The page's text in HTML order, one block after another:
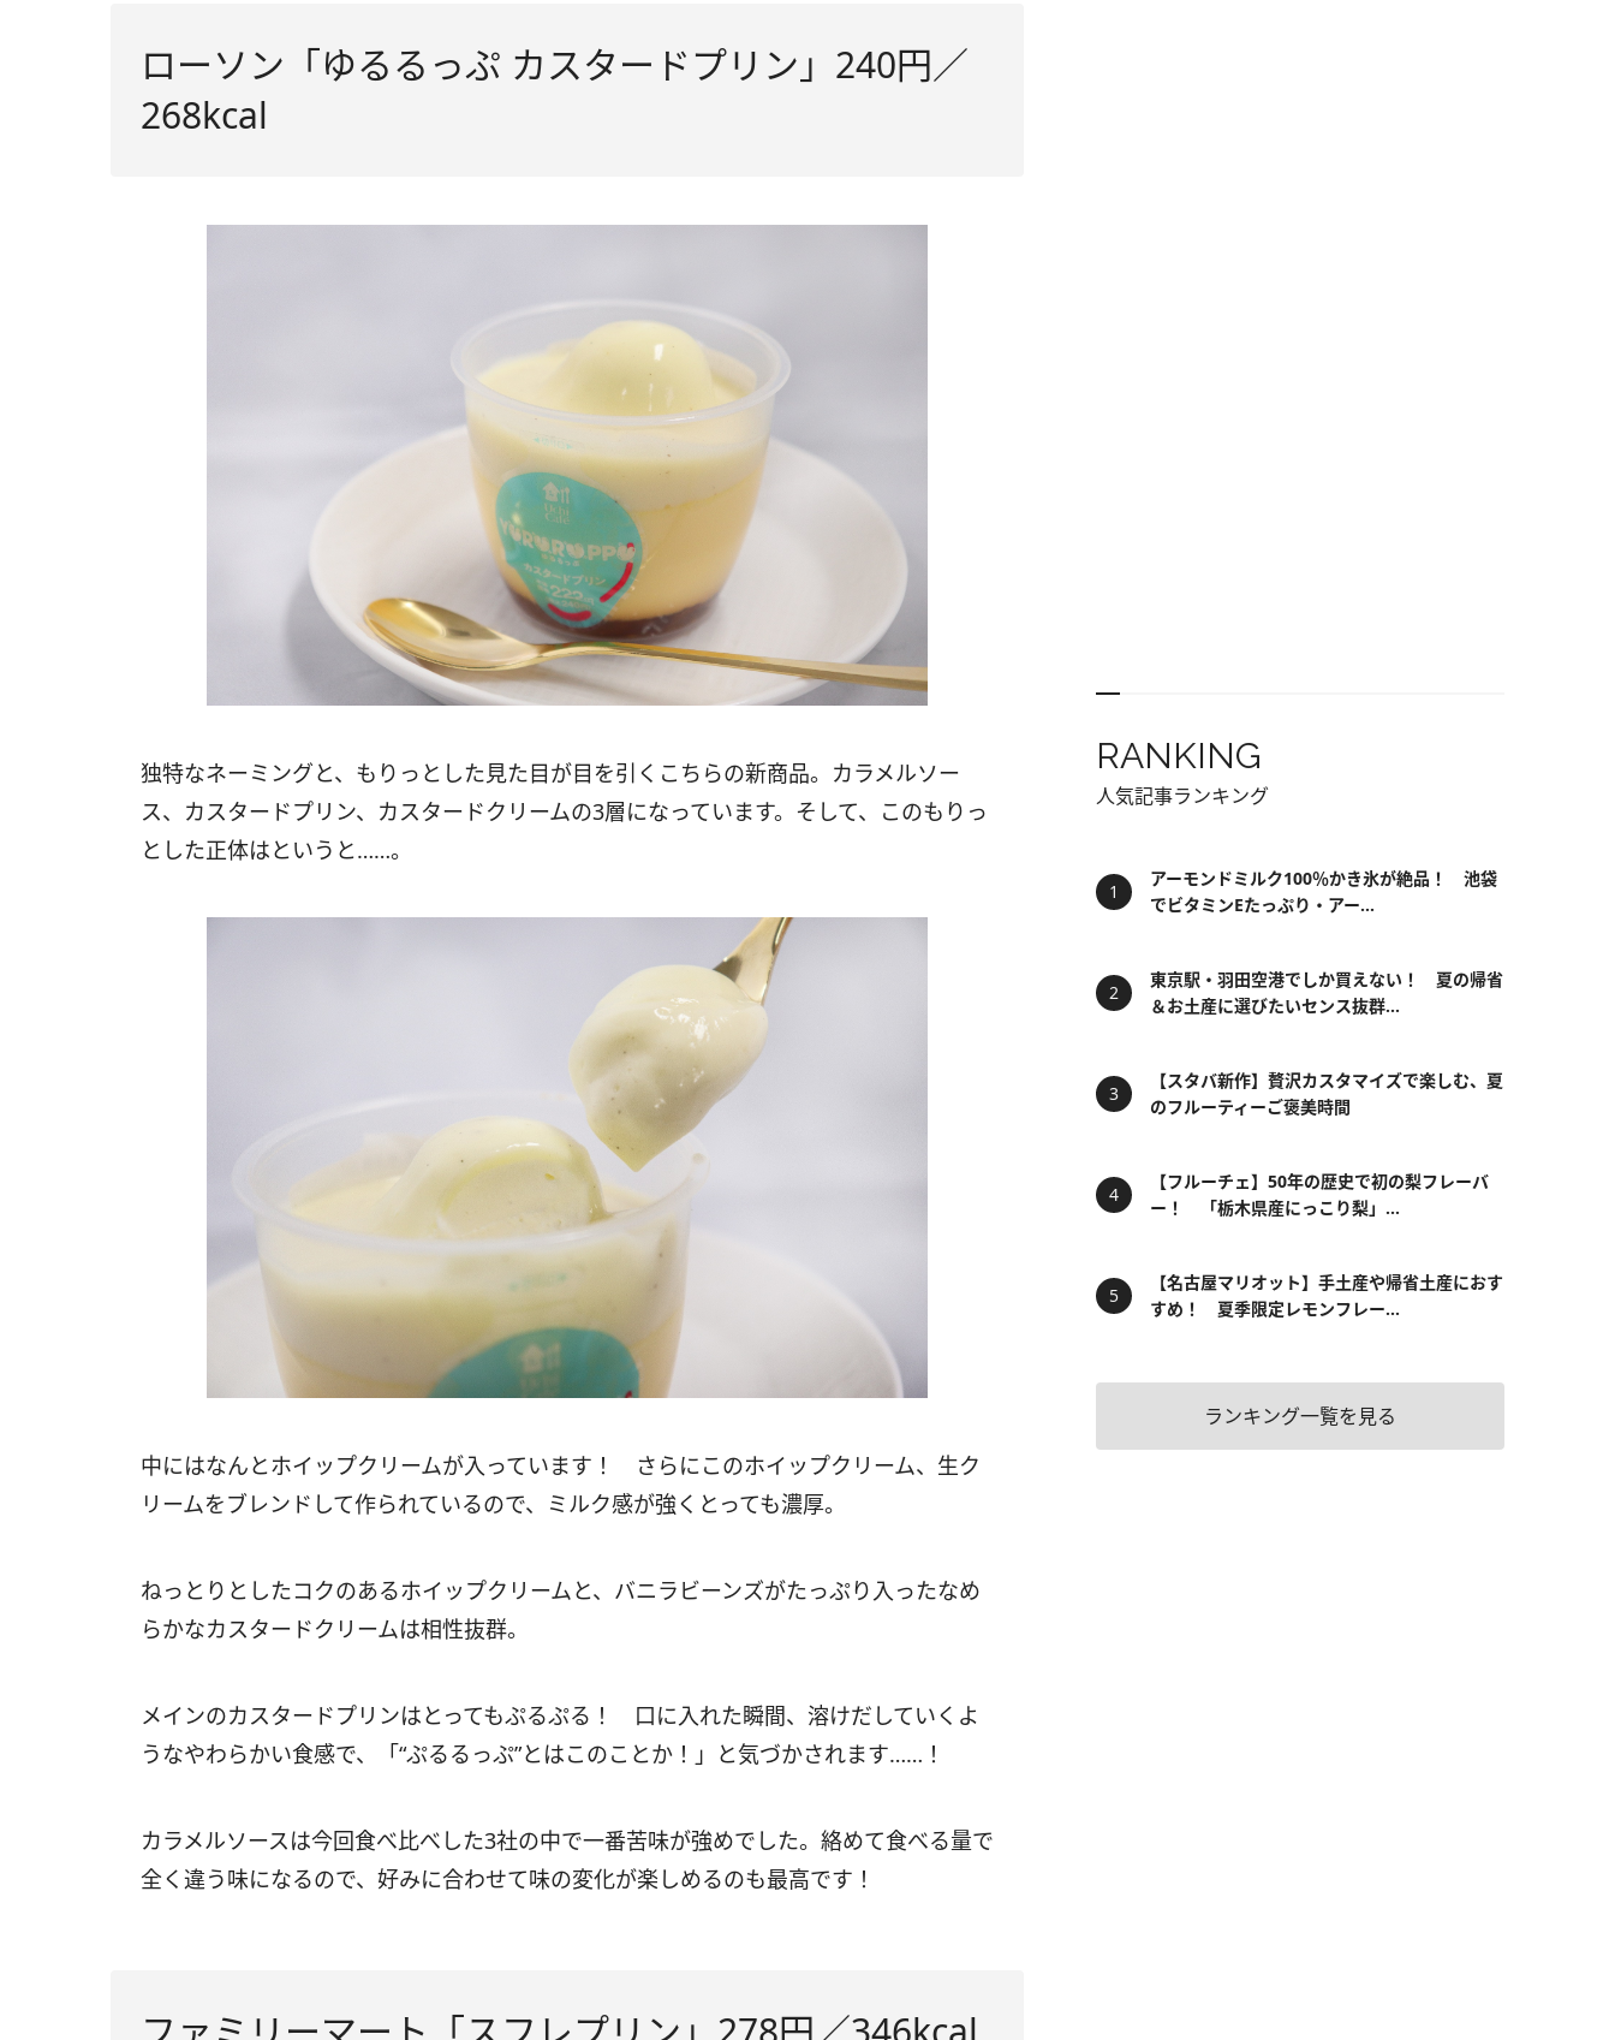
ローソン「ゆるるっぷ カスタードプリン」240円／
268kcal
独特なネーミングと、もりっとした見た目が目を引くこちらの新商品。カラメルソー
ス、カスタードプリン、カスタードクリームの3層になっています。そして、このもりっ
とした正体はというと……。
中にはなんとホイップクリームが入っています！ さらにこのホイップクリーム、生ク
リームをブレンドして作られているので、ミルク感が強くとっても濃厚。
ねっとりとしたコクのあるホイップクリームと、バニラビーンズがたっぷり入ったなめ
らかなカスタードクリームは相性抜群。
メインのカスタードプリンはとってもぷるぷる！ 口に入れた瞬間、溶けだしていくよ
うなやわらかい食感で、「“ぷるるっぷ”とはこのことか！」と気づかされます……！
カラメルソースは今回食べ比べした3社の中で一番苦味が強めでした。絡めて食べる量で
全く違う味になるので、好みに合わせて味の変化が楽しめるのも最高です！
RANKING
人気記事ランキング
アーモンドミルク100％かき氷が絶品！ 池袋
でビタミンEたっぷり・アー...
東京駅・羽田空港でしか買えない！ 夏の帰省
＆お土産に選びたいセンス抜群...
【スタバ新作】贅沢カスタマイズで楽しむ、夏
のフルーティーご褒美時間
【フルーチェ】50年の歴史で初の梨フレーバ
ー！ 「栃木県産にっこり梨」...
【名古屋マリオット】手土産や帰省土産におす
すめ！ 夏季限定レモンフレー...
ランキング一覧を見る